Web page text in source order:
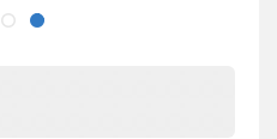
עו"ד אסף גונן